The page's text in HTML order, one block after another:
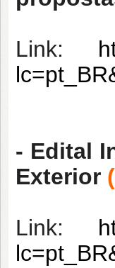
Link:
- Edital
Exterior
Link: